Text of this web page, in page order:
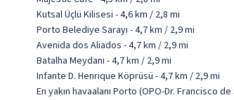
Kutsal Üçlü Kilisesi - 4,6 km / 2,8 mi
Porto Belediye Sarayı - 4,7 km / 2,9 mi
Avenida dos Aliados - 4,7 km / 2,9 mi
Batalha Meydanı - 4,7 km / 2,9 mi
Infante D. Henrique Köprüsü - 4,7 km / 2,9 mi
En yakın havaalanı Porto (OPO-Dr. Francisco